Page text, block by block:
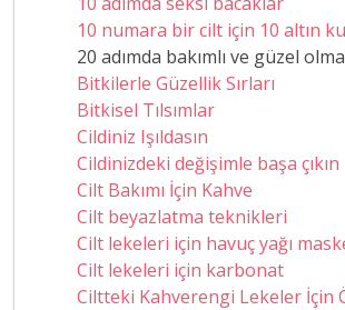
10 numara bir cilt için 10 altın
20 adımda bakımlı ve güzel
Bitkilerle Güzellik Sırları
Bitkisel Tılsımlar
Cildiniz Işıldasın
Cildinizdeki değişimle başa çıkın
Cilt Bakımı İçin Kahve
Cilt beyazlatma teknikleri
Cilt lekeleri için havuç yağı
Cilt lekeleri için karbonat
Ciltteki Kahverengi Lekeler İçin